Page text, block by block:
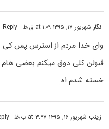
نگارشهریور ۱۷, ۱۳۹۵ at ۱:۰۹ ق٫ظ - Reply
وای خدا مردم از استرس پس کی
قبولن کلی ذوق میکنم بعضی
خسته شدم اه
زینبشهریور ۱۶, ۱۳۹۵ at ۳:۴۷ ب٫ظ - Reply